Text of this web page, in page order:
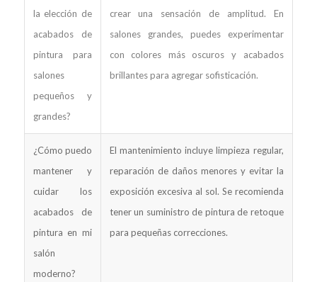
la elección de
acabados de
pintura para
salones
pequeños y
grandes?
crear una sensación de amplitud. En
salones grandes, puedes experimentar
con colores más oscuros y acabados
brillantes para agregar sofisticación.
¿Cómo puedo
mantener y
cuidar los
acabados de
pintura en mi
salón
moderno?
El mantenimiento incluye limpieza regular,
reparación de daños menores y evitar la
exposición excesiva al sol. Se recomienda
tener un suministro de pintura de retoque
para pequeñas correcciones.